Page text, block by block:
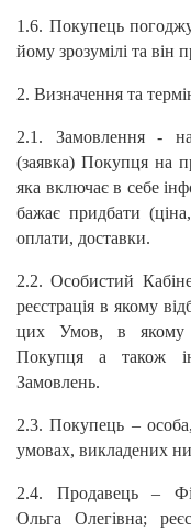
1.6. Покупець
йому зрозумілі та він
2. Визначення та
2.1. Замовлення -
(заявка) Покупця на
яка включає в себе
бажає придбати
оплати, доставки.
2.2. Особистий
реєстрація в якому
цих Умов, в якому
Покупця а також
Замовлень.
2.3. Покупець –
умовах, викладених
2.4. Продавець –
Ольга Олегівна;